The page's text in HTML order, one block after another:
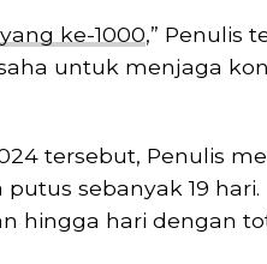
ke-1000,” Penulis
untuk menjaga
tersebut, Penulis
sebanyak 19 hari.
hingga hari dengan